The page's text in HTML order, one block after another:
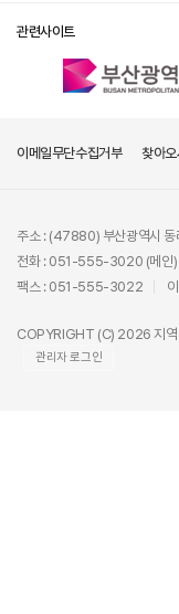
관련사이트
이메일무단수집거부 찾아
주소 : (47880) 부산광역시 동
전화 : 051-555-3020 (메인
팩스 : 051-555-3022
COPYRIGHT (C) 2026 지역
관리자 로그인